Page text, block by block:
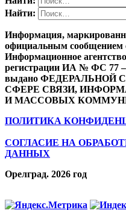
Найти:
Информация,
официальным сообщением
Информационное
регистрации ИА № ФС 77 –
выдано ФЕДЕРАЛЬНОЙ
СФЕРЕ СВЯЗИ,
И МАССОВЫХ
ПОЛИТИКА
СОГЛАСИЕ НА
ДАННЫХ
Орелград. 2026 год